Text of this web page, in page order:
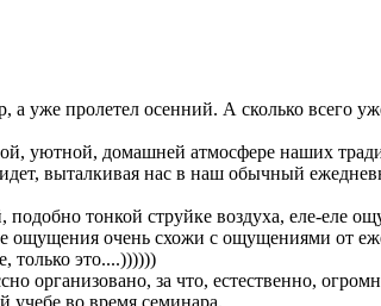
а уже пролетел осенний. А сколько всего
уютной, домашней атмосфере наших
идет, выталкивая нас в наш обычный
подобно тонкой струйке воздуха, еле-
очень схожи с ощущениями от
только это....))))))
организовано, за что, естественно,
учебе во время семинара.